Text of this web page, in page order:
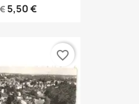
5,50 €
favorite_border